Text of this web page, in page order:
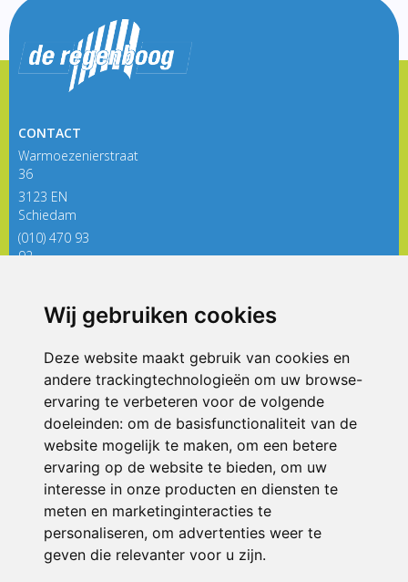
Wij gebruiken cookies
Deze website maakt gebruik van cookies en
andere trackingtechnologieën om uw browse-
ervaring te verbeteren voor de volgende
doeleinden: om de basisfunctionaliteit van de
website mogelijk te maken, om een betere
ervaring op de website te bieden, om uw
interesse in onze producten en diensten te
meten en marketinginteracties te
personaliseren, om advertenties weer te
geven die relevanter voor u zijn.
CONTACT
Warmoezenierstraat
36
3123 EN
Schiedam
(010) 470 93
92
ONDERDEEL VAN
© 2026 De Regenboog | Alle rechten voorbehouden
Privacy policy|Disclaimer| Klachtenregeling|RSIN en Anbi
voorkeuren